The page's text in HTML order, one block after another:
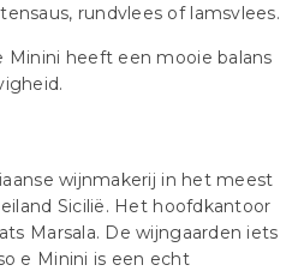
rundvlees of lamsvlees.
Minini heeft een mooie balans
wijnmakerij in het meest
Sicilië. Het hoofdkantoor
Marsala. De wijngaarden iets
e Minini is een echt